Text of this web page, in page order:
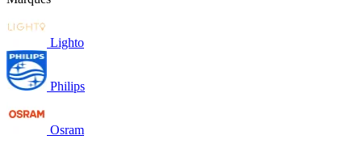
Lighto
Philips
Osram